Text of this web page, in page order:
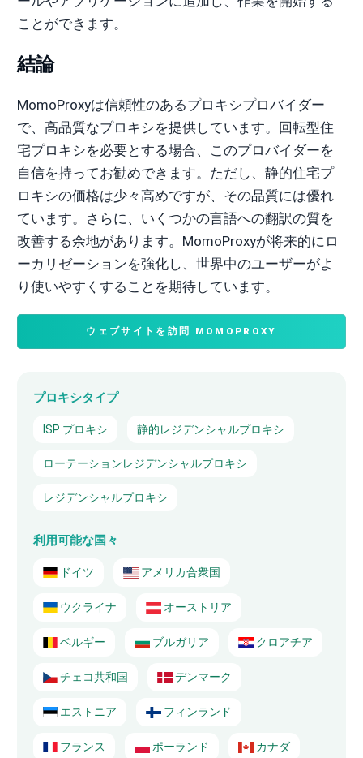
ことができます。
結論
MomoProxyは信頼性のあるプロキシプロバイダー
で、高品質なプロキシを提供しています。回転型住
宅プロキシを必要とする場合、このプロバイダーを
自信を持ってお勧めできます。ただし、静的住宅プ
ロキシの価格は少々高めですが、その品質には優れ
ています。さらに、いくつかの言語への翻訳の質を
改善する余地があります。MomoProxyが将来的にロ
ーカリゼーションを強化し、世界中のユーザーがよ
り使いやすくすることを期待しています。
ウェブサイトを訪問 MOMOPROXY
プロキシタイプ
ISP プロキシ 静的レジデンシャルプロキシ
ローテーションレジデンシャルプロキシ
レジデンシャルプロキシ
利用可能な国々
ドイツ アメリカ合衆国
ウクライナ オーストリア
ベルギー ブルガリア クロアチア
チェコ共和国 デンマーク
エストニア フィンランド
フランス ポーランド カナダ